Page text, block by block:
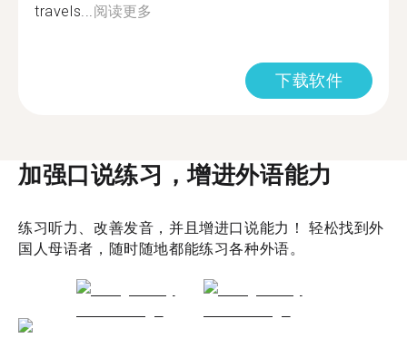
travels... 阅读更多
下载软件
加强口说练习，增进外语能力
练习听力、改善发音，并且增进口说能力！ 轻松找到外
国人母语者，随时随地都能练习各种外语。